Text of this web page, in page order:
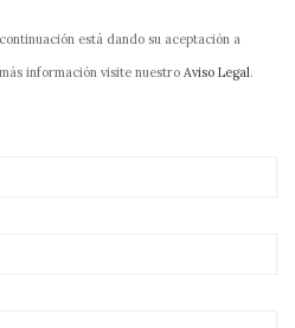
está dando su aceptación a
información visite nuestro Aviso Legal.